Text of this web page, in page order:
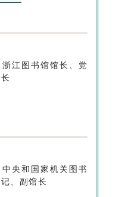
江图书馆馆长、党
央和国家机关图书
、副馆长